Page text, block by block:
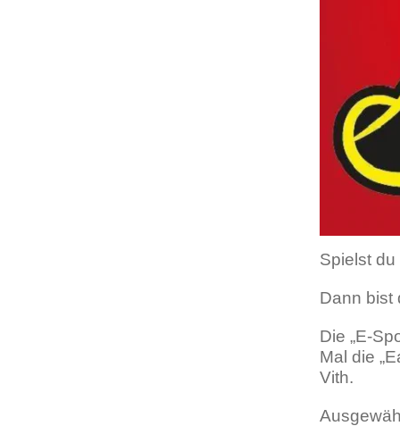
Spielst
Dann
Die „E-
Mal die
Vith.